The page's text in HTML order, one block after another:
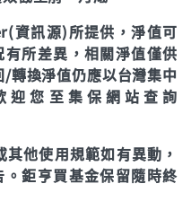
資訊源)所提供，淨值可
所差異，相關淨值僅供
轉換淨值仍應以台灣集中
迎您至集保網站查詢
他使用規範如有異動，
鉅亨買基金保留隨時終